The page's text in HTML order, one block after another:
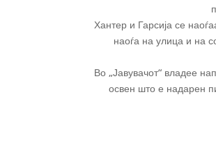
Хантер и Гарсија се
наоѓа на улица и на
Во „Јавувачот“ владее
освен што е надарен